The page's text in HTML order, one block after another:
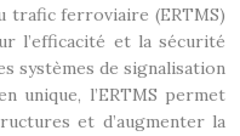
trafic ferroviaire (ERTMS)
l’efficacité et la sécurité
systèmes de signalisation
unique, l’ERTMS permet
et d’augmenter la